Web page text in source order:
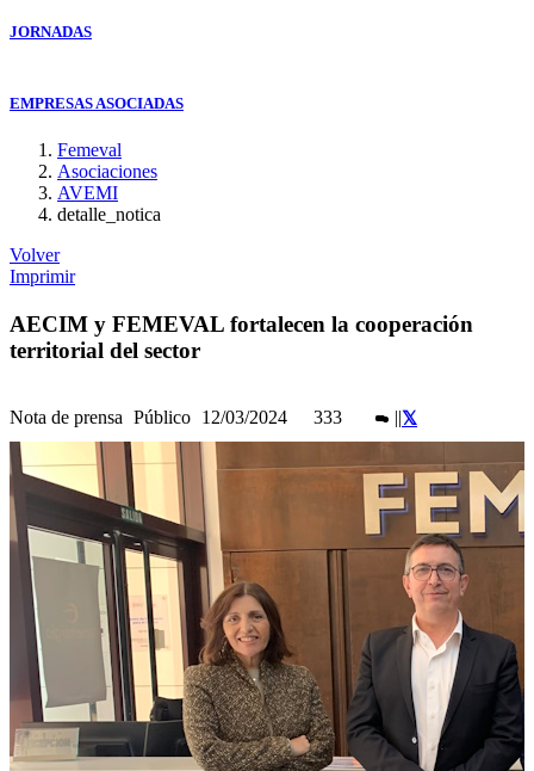
JORNADAS
EMPRESAS ASOCIADAS
Femeval
Asociaciones
AVEMI
detalle_notica
Volver
Imprimir
AECIM y FEMEVAL fortalecen la cooperación
territorial del sector
Nota de prensa Público 12/03/2024 333